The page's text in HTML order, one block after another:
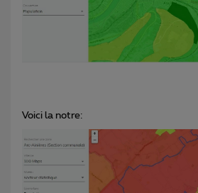
Voici la notre: